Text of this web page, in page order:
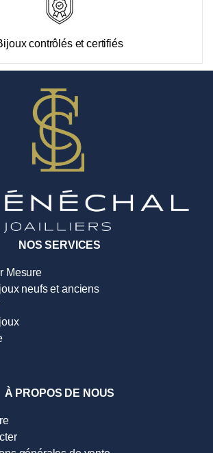
contrôlés et certifiés
NOS SERVICES
Mesure
neufs et anciens
À PROPOS DE NOUS